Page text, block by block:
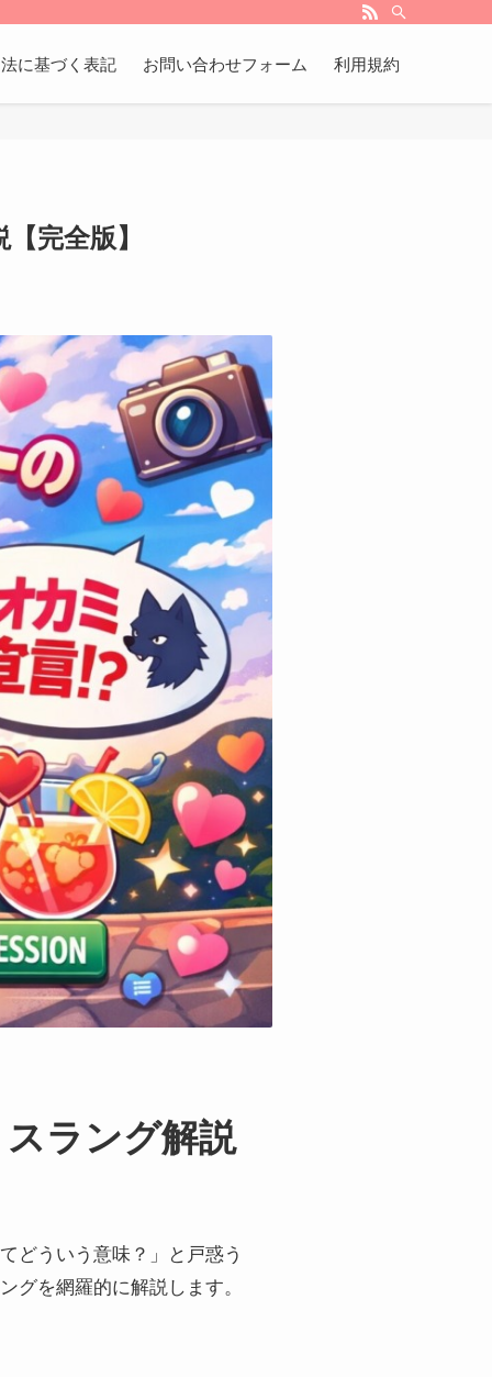
に基づく表記 お問い合わせフォーム 利用規約
完全版】
ラング解説
どういう意味？」と戸惑う
を網羅的に解説します。